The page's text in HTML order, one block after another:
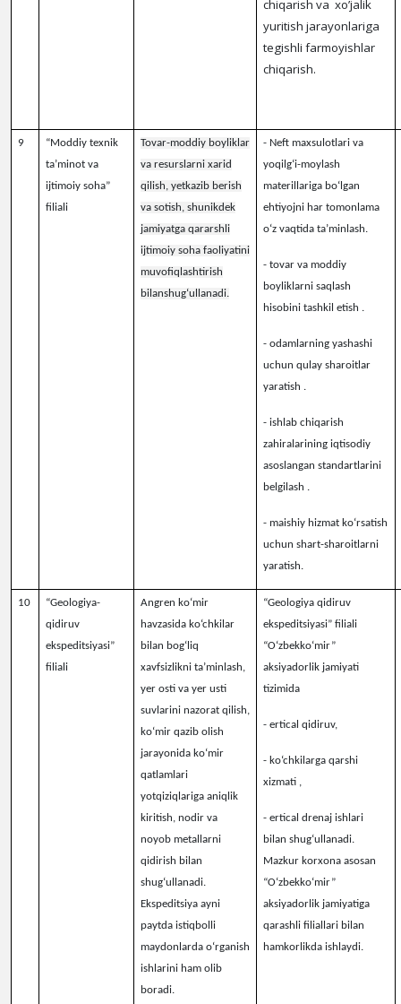
chiqarish va xo’jalik
yuritish jarayonlariga
tegishli farmoyishlar
chiqarish.
9
“Moddiy texnik
ta’minot va
ijtimoiy soha”
filiali
Tovar-moddiy boyliklar
va resurslarni xarid
qilish, yetkazib berish
va sotish, shunikdek
jamiyatga qararshli
ijtimoiy soha faoliyatini
muvofiqlashtirish
bilanshug‘ullanadi.
- Neft maxsulotlari va
yoqilg‘i-moylash
materillariga bo‘lgan
ehtiyojni har tomonlama
o‘z vaqtida ta’minlash.
- tovar va moddiy
boyliklarni saqlash
hisobini tashkil etish .
- odamlarning yashashi
uchun qulay sharoitlar
yaratish .
- ishlab chiqarish
zahiralarining iqtisodiy
asoslangan standartlarini
belgilash .
- maishiy hizmat ko‘rsatish
uchun shart-sharoitlarni
yaratish.
10
“Geologiya-
qidiruv
ekspeditsiyasi”
filiali
Angren ko‘mir
havzasida ko‘chkilar
bilan bog‘liq
xavfsizlikni ta’minlash,
yer osti va yer usti
suvlarini nazorat qilish,
ko‘mir qazib olish
jarayonida ko‘mir
qatlamlari
yotqiziqlariga aniqlik
kiritish, nodir va
noyob metallarni
qidirish bilan
shug‘ullanadi.
Ekspeditsiya ayni
paytda istiqbolli
maydonlarda o‘rganish
ishlarini ham olib
boradi.
“Geologiya qidiruv
ekspeditsiyasi” filiali
“O‘zbekko‘mir”
aksiyadorlik jamiyati
tizimida
- ertical qidiruv,
- ko‘chkilarga qarshi
xizmati ,
- ertical drenaj ishlari
bilan shug‘ullanadi.
Mazkur korxona asosan
“O‘zbekko‘mir”
aksiyadorlik jamiyatiga
qarashli filiallari bilan
hamkorlikda ishlaydi.